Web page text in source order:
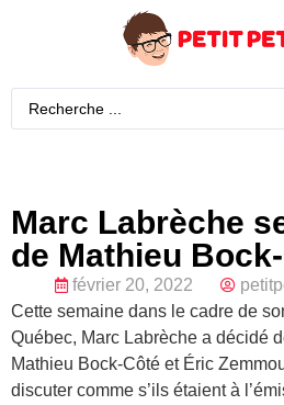
Marc Labrèche
de Mathieu
février 20, 2022
Cette semaine dans le cadre de
Québec, Marc Labrèche a décidé
Mathieu Bock-Côté et Éric
discuter comme s’ils étaient à